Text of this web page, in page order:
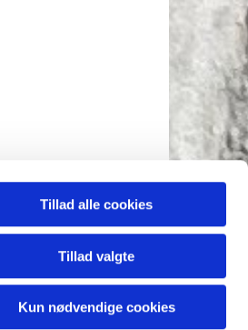
Tillad alle cookies
Tillad valgte
Kun nødvendige cookies